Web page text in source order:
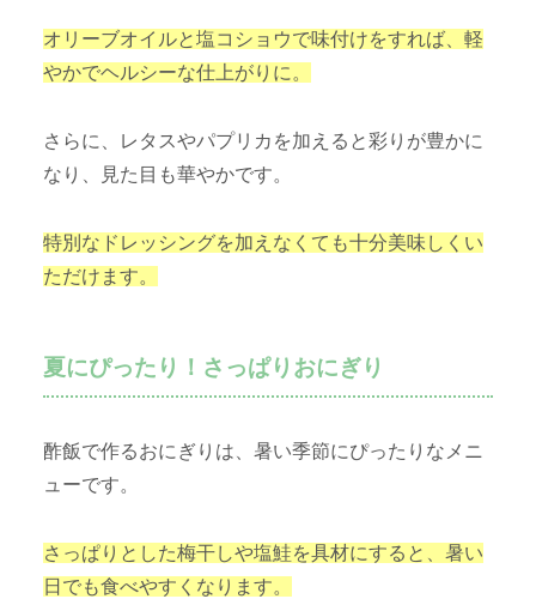
オリーブオイルと塩コショウで味付けをすれば、軽
やかでヘルシーな仕上がりに。
さらに、レタスやパプリカを加えると彩りが豊かに
なり、見た目も華やかです。
特別なドレッシングを加えなくても十分美味しくい
ただけます。
夏にぴったり！さっぱりおにぎり
酢飯で作るおにぎりは、暑い季節にぴったりなメニ
ューです。
さっぱりとした梅干しや塩鮭を具材にすると、暑い
日でも食べやすくなります。